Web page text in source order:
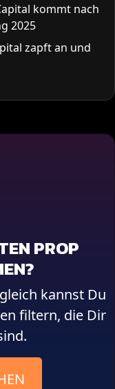
kommt nach
2025
zapft an und
PROP
kannst Du
filtern, die Dir